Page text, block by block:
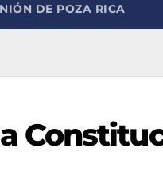
DE POZA RICA